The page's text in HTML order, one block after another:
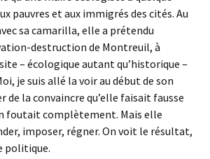
pauvres et aux immigrés des cités. Au
sa camarilla, elle a prétendu
destruction de Montreuil, à
– écologique autant qu’historique –
je suis allé la voir au début de son
la convaincre qu’elle faisait fausse
foutait complètement. Mais elle
imposer, régner. On voit le résultat,
politique.